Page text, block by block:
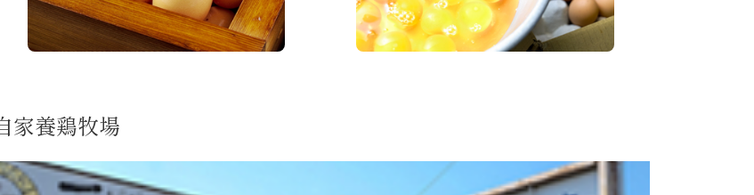
家養鶏牧場